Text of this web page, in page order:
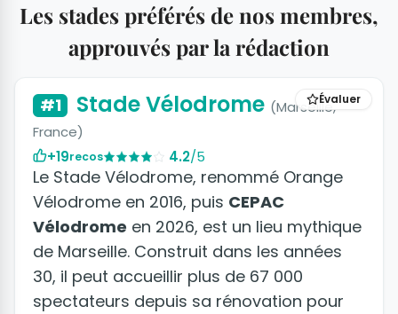
Les stades préférés de nos membres,
approuvés par la rédaction+3 photos
Évaluer
#1 Stade Vélodrome (Marseille,
France)
+19recos 4.2/5
Le Stade Vélodrome, renommé Orange
Vélodrome en 2016, puis CEPAC
Vélodrome en 2026, est un lieu mythique
de Marseille. Construit dans les années
30, il peut accueillir plus de 67 000
spectateurs depuis sa rénovation pour